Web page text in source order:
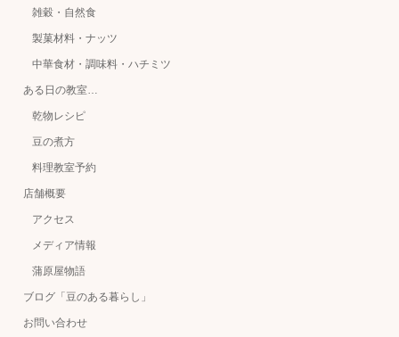
雑穀・自然食
製菓材料・ナッツ
中華食材・調味料・ハチミツ
ある日の教室…
乾物レシピ
豆の煮方
料理教室予約
店舗概要
アクセス
メディア情報
蒲原屋物語
ブログ「豆のある暮らし」
お問い合わせ